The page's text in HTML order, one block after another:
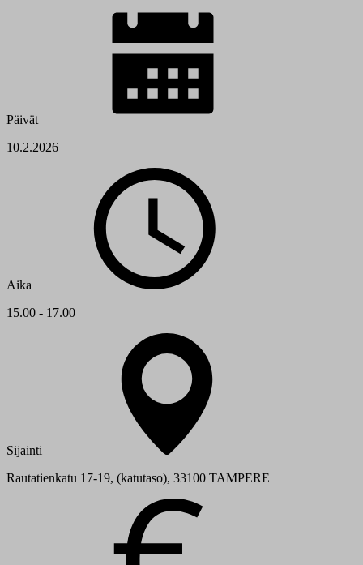
Päivät
10.2.2026
Aika
15.00 - 17.00
Sijainti
Rautatienkatu 17-19, (katutaso), 33100 TAMPERE